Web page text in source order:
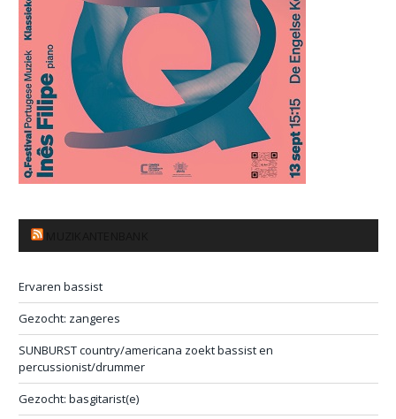
Ervaren bassist
Gezocht: zangeres
SUNBURST country/americana zoekt bassist en
percussionist/drummer
Gezocht: basgitarist(e)